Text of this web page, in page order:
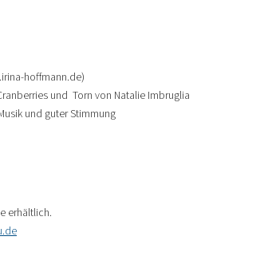
hoffmann.de)
und Torn von Natalie Imbruglia
und guter Stimmung
erhältlich.